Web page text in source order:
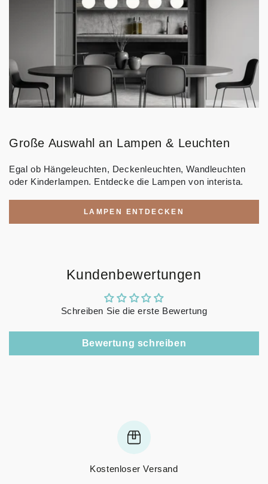
Große Auswahl an Lampen & Leuchten
Egal ob Hängeleuchten, Deckenleuchten, Wandleuchten
oder Kinderlampen. Entdecke die Lampen von interista.
LAMPEN ENTDECKEN
Kundenbewertungen
Schreiben Sie die erste Bewertung
Bewertung schreiben
Kostenloser Versand